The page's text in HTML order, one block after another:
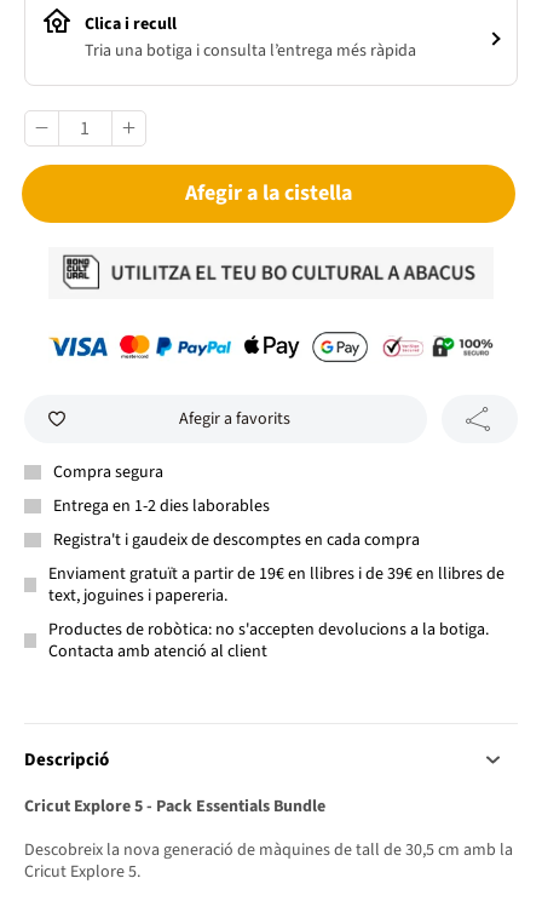
Clica i recull
Tria una botiga i consulta l’entrega més ràpida
Afegir a la cistella
Afegir a favorits
Compra segura
Entrega en 1-2 dies laborables
Registra't i gaudeix de descomptes en cada compra
Enviament gratuït a partir de 19€ en llibres i de 39€ en llibres de
text, joguines i papereria.
Productes de robòtica: no s'accepten devolucions a la botiga.
Contacta amb atenció al client
Descripció
Cricut Explore 5 - Pack Essentials Bundle
Descobreix la nova generació de màquines de tall de 30,5 cm amb la
Cricut Explore 5.